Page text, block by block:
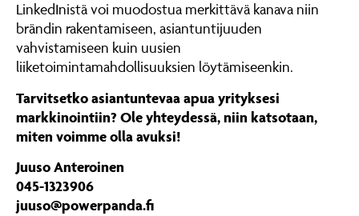
LinkedInistä voi muodostua merkittävä kanava niin
brändin rakentamiseen, asiantuntijuuden
vahvistamiseen kuin uusien
liiketoimintamahdollisuuksien löytämiseenkin.
Tarvitsetko asiantuntevaa apua yrityksesi
markkinointiin? Ole yhteydessä, niin katsotaan,
miten voimme olla avuksi!
Juuso Anteroinen
045-1323906
juuso@powerpanda.fi